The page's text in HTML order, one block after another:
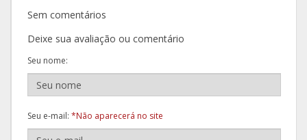
Sem comentários
Deixe sua avaliação ou comentário
Seu nome:
Seu e-mail: *Não aparecerá no site